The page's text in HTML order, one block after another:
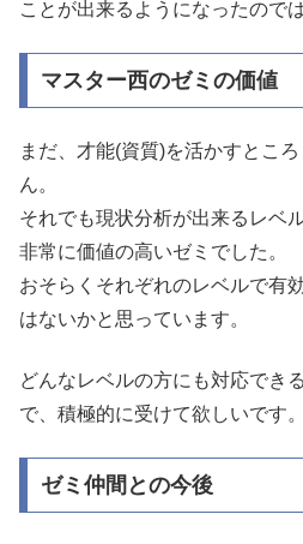
ことが出来るようになったので
マスター西のゼミの価値
まだ、才能(資質)を活かすとこ
ん。
それでも現状分析が出来るレベ
非常に価値の高いゼミでした。
おそらくそれぞれのレベルで有
はないかと思っています。
どんなレベルの方にも対応でき
で、積極的に受けて欲しいです。
ゼミ仲間との今後